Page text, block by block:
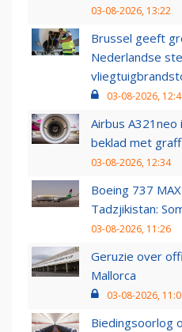
03-08-2026, 13:22
Brussel geeft
Nederlandse
03-08-2026,
Airbus A321neo
beklad met
03-08-2026, 12:34
Boeing 737
Tadzjikistan:
03-08-2026, 11:26
Geruzie over
Mallorca
03-08-2026,
Biedingsoorlog